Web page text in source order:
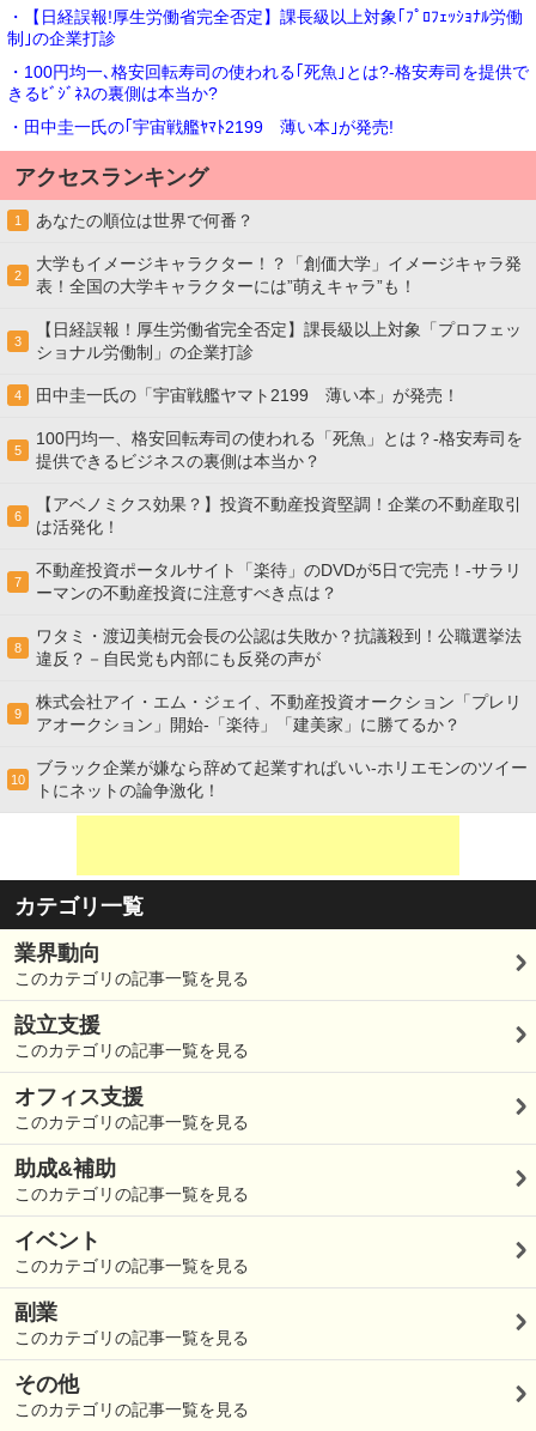
・【日経誤報!厚生労働省完全否定】課長級以上対象｢ﾌﾟﾛﾌｪｯｼｮﾅﾙ労働
制｣の企業打診
・100円均一､格安回転寿司の使われる｢死魚｣とは?-格安寿司を提供で
きるﾋﾞｼﾞﾈｽの裏側は本当か?
・田中圭一氏の｢宇宙戦艦ﾔﾏﾄ2199 薄い本｣が発売!
アクセスランキング
1 あなたの順位は世界で何番？
2
大学もイメージキャラクター！？「創価大学」イメージキャラ発
表！全国の大学キャラクターには”萌えキャラ”も！
3
【日経誤報！厚生労働省完全否定】課長級以上対象「プロフェッ
ショナル労働制」の企業打診
4 田中圭一氏の「宇宙戦艦ヤマト2199 薄い本」が発売！
5
100円均一、格安回転寿司の使われる「死魚」とは？-格安寿司を
提供できるビジネスの裏側は本当か？
6
【アベノミクス効果？】投資不動産投資堅調！企業の不動産取引
は活発化！
7
不動産投資ポータルサイト「楽待」のDVDが5日で完売！-サラリ
ーマンの不動産投資に注意すべき点は？
8
ワタミ・渡辺美樹元会長の公認は失敗か？抗議殺到！公職選挙法
違反？－自民党も内部にも反発の声が
9
株式会社アイ・エム・ジェイ、不動産投資オークション「プレリ
アオークション」開始-「楽待」「建美家」に勝てるか？
10
ブラック企業が嫌なら辞めて起業すればいい-ホリエモンのツイー
トにネットの論争激化！
カテゴリ一覧
業界動向
このカテゴリの記事一覧を見る
設立支援
このカテゴリの記事一覧を見る
オフィス支援
このカテゴリの記事一覧を見る
助成&補助
このカテゴリの記事一覧を見る
イベント
このカテゴリの記事一覧を見る
副業
このカテゴリの記事一覧を見る
その他
このカテゴリの記事一覧を見る